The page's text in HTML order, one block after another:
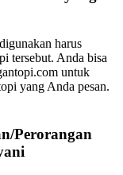
harus
tersebut. Anda bisa
untuk
yang Anda pesan.
Perorangan